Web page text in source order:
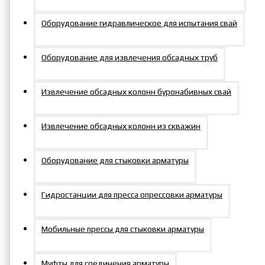
Оборудование гидравлическое для испытания свай
Оборудование для извлечения обсадных труб
Извлечение обсадных колонн буронабивных свай
Извлечение обсадных колонн из скважин
Оборудование для стыковки арматуры
Гидростанции для пресса опрессовки арматуры
Мобильные прессы для стыковки арматуры
насос станц(2TEV7/0,8PEС
TEV7/1,4PP
2TEV7/1,4PP)
Артикул: РВД8000WW(1)